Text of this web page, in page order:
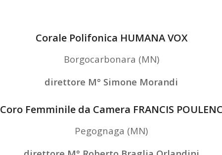
Corale Polifonica HUMANA VOX
Borgocarbonara (MN)
direttore M° Simone Morandi
Coro Femminile da Camera FRANCIS
Pegognaga (MN)